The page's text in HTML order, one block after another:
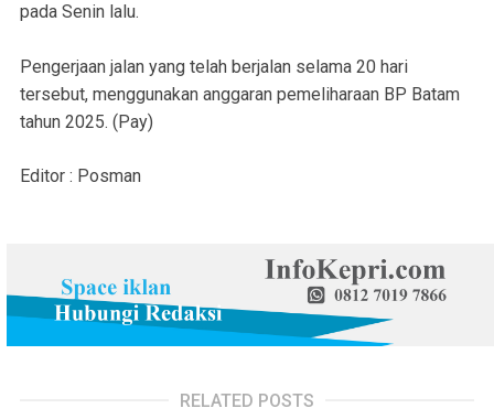
pada Senin lalu.
Pengerjaan jalan yang telah berjalan selama 20 hari
tersebut, menggunakan anggaran pemeliharaan BP Batam
tahun 2025. (Pay)
Editor : Posman
RELATED POSTS